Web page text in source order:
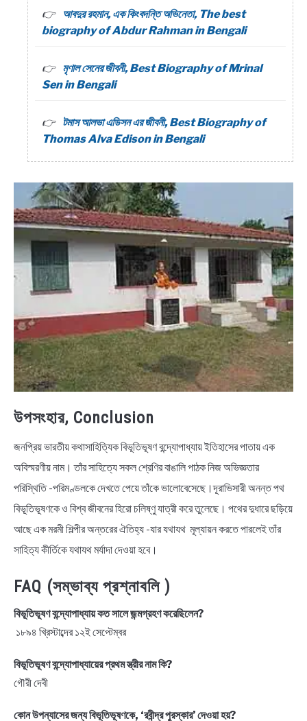
আবদুর রহমান, এক কিংবদন্তি অভিনেতা, The best
biography of Abdur Rahman in Bengali
মৃণাল সেনের জীবনী, Best Biography of Mrinal
Sen in Bengali
টমাস আলভা এডিসন এর জীবনী, Best Biography of
Thomas Alva Edison in Bengali
উপসংহার, Conclusion
জনপ্রিয় ভারতীয় কথাসাহিত্যিক বিভূতিভূষণ বন্দ্যোপাধ্যায় ইতিহাসের পাতায় এক
অবিস্মরণীয় নাম। তাঁর সাহিত্যে সকল শ্রেণির বাঙালি পাঠক নিজ অভিজ্ঞতার
পরিস্থিতি -পরিমণ্ডলকে দেখতে পেয়ে তাঁকে ভালোবেসেছে।দূরাভিসারী অনন্ত পথ
বিভূতিভূষণকে ও বিশ্ব জীবনের হিরো চলিষ্ণু যাত্রী করে তুলেছে। পথের দুধারে ছড়িয়ে
আছে এক মরমী শিল্পীর অন্তরের ঐতিহ্য -যার যথাযথ মূল্যায়ন করতে পারলেই তাঁর
সাহিত্য কীর্তিকে যথাযথ মর্যাদা দেওয়া হবে।
FAQ (সম্ভাব্য প্রশ্নাবলি )
বিভূতিভূষণ বন্দ্যোপাধ্যায় কত সালে জন্মগ্রহণ করেছিলেন?
১৮৯৪ খ্রিস্টাব্দের ১২ই সেপ্টেম্বর
বিভূতিভূষণ বন্দ্যোপাধ্যায়ের প্রথম স্ত্রীর নাম কি?
গৌরী দেবী
কোন উপন্যাসের জন্য বিভূতিভূষণকে, ‘রবীন্দ্র পুরস্কার’ দেওয়া হয়?